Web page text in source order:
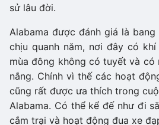
sử lâu đời.
Alabama được đánh giá là
chịu quanh năm, nơi đây có
mùa đông không có tuyết và có
nắng. Chính vì thế các hoạt
cũng rất được ưa thích trong
Alabama. Có thể kể đế như đi
cắm trại và hoạt động đua xe